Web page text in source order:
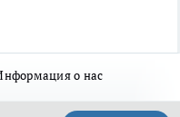
о нас